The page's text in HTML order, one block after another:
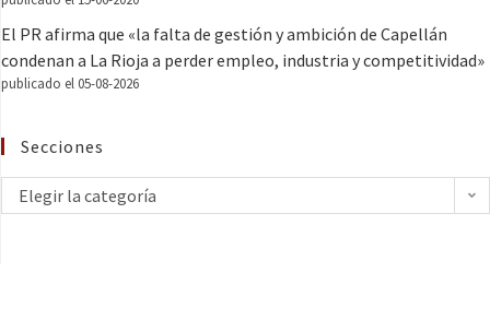
El PR afirma que «la falta de gestión y ambición de Capellán
condenan a La Rioja a perder empleo, industria y competitividad»
publicado el 05-08-2026
Secciones
Elegir la categoría